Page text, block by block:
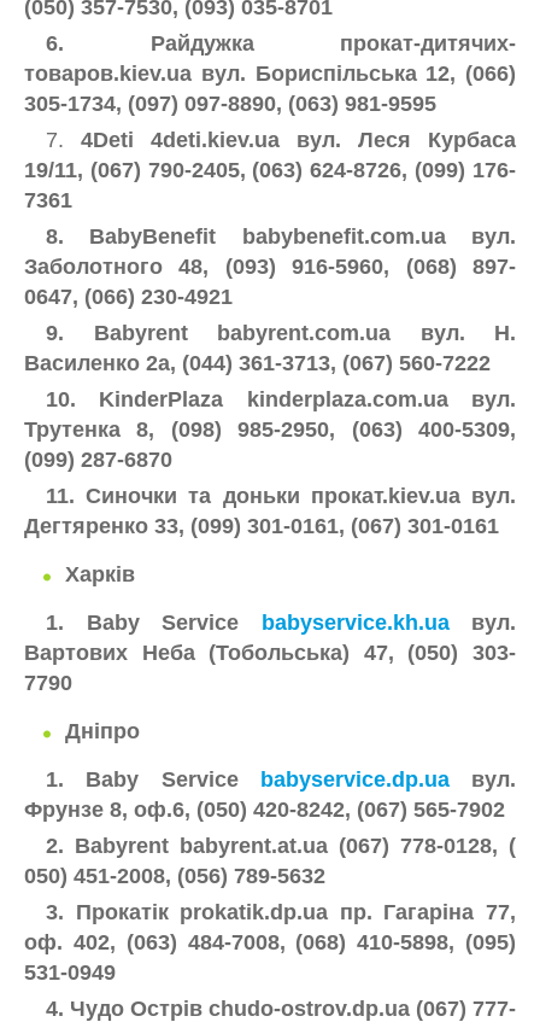
(050) 357-7530, (093) 035-8701
6. Райдужка прокат-дитячих-
товаров.kiev.ua вул. Бориспільська 12, (066)
305-1734, (097) 097-8890, (063) 981-9595
7. 4Deti 4deti.kiev.ua вул. Леся Курбаса
19/11, (067) 790-2405, (063) 624-8726, (099) 176-
7361
8. BabyBenefit babybenefit.com.ua вул.
Заболотного 48, (093) 916-5960, (068) 897-
0647, (066) 230-4921
9. Babyrent babyrent.com.ua вул. Н.
Василенко 2а, (044) 361-3713, (067) 560-7222
10. KinderPlaza kinderplaza.com.ua вул.
Трутенка 8, (098) 985-2950, ​​(063) 400-5309,
(099) 287-6870
11. Синочки та доньки прокат.kiev.ua вул.
Дегтяренко 33, (099) 301-0161, (067) 301-0161
Харків
1. Baby Service
babyservice.kh.uaвул.
Вартових Неба (Тобольська) 47, (050) 303-
7790
Дніпро
1. Baby Service
babyservice.dp.ua вул.
Фрунзе 8, оф.6, (050) 420-8242, (067) 565-7902
2. Babyrent babyrent.at.ua (067) 778-0128, (
050) 451-2008, (056) 789-5632
3. Прокатік prokatik.dp.ua пр. Гагаріна 77,
оф. 402, (063) 484-7008, (068) 410-5898, (095)
531-0949
4. Чудо Острів chudo-ostrov.dp.ua (067) 777-